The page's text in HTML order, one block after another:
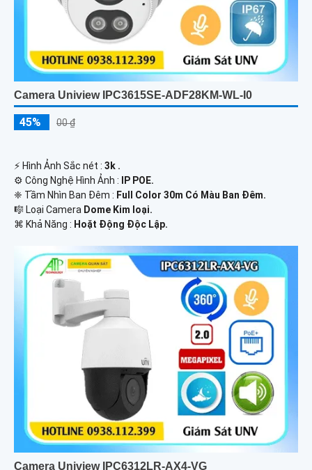
Camera Uniview IPC3615SE-ADF28KM-WL-I0
45% 00 ₫
️⚡ Hình Ảnh Sắc nét : 3k .
⚙ Công Nghệ Hình Ảnh :
IP POE.
❈ Tầm Nhìn Ban Đêm : Full Color 30m Có Màu Ban Ðêm.
🎼️ Loại Camera Dome Kim loại.
️⌘ Khả Năng : Hoặt Động Độc Lập.
Camera Uniview IPC6312LR-AX4-VG